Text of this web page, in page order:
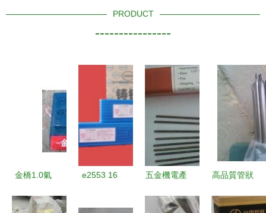
PRODUCT
----------------
金橋1.0氣
金機電領域
e2553 16
焊條在五金
五金機電產
質與科技的
高品質管狀
焊條源頭供